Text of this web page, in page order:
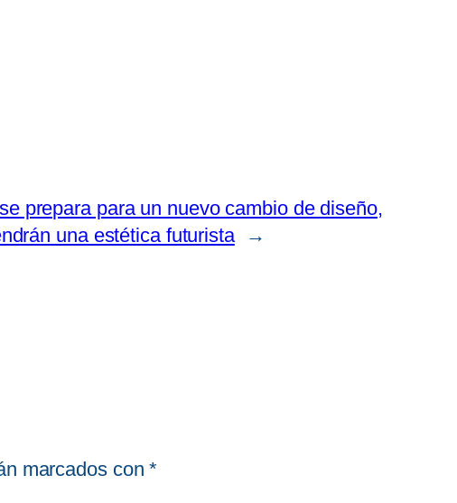
prepara para un nuevo cambio de diseño,
una estética futurista
→
marcados con*